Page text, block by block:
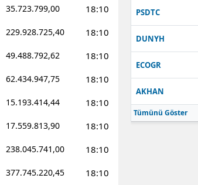
Rize
Sakarya
35.723.799,00 18:10
229.928.725,40 18:10
49.488.792,62 18:10
62.434.947,75 18:10
15.193.414,44 18:10
17.559.813,90 18:10
238.045.741,00 18:10
377.745.220,45 18:10
PSDTC
DUNYH
ECOGR
AKHAN
Tümünü Göster